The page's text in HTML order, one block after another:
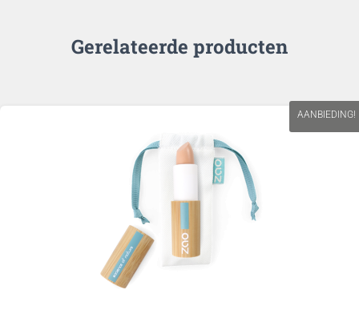
Gerelateerde producten
AANBIEDING!